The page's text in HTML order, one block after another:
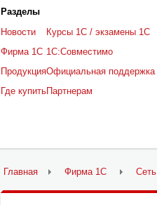
Разделы
Новости
Фирма 1С
Продукция
Где купить
Курсы 1С / экзамены 1С
1С:Совместимо
Официальная поддержка
Партнерам
Главная Фирма 1С